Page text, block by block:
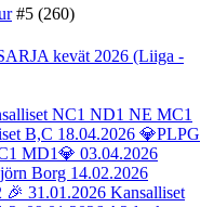
#5 (260)
kevät 2026 (Liiga -
NC1 ND1 NE MC1
B,C 18.04.2026 💎PLPG
MD1💎 03.04.2026
Borg 14.02.2026
🎉 31.01.2026 Kansalliset